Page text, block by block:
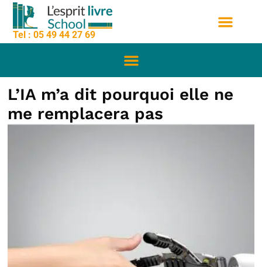
principal
Aller
contenu
Tel : 05 49 44 27 69
L’IA m’a dit pourquoi elle ne
me remplacera pas